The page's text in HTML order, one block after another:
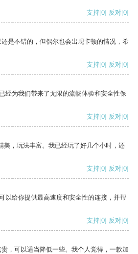
支持[0] 反对[0]
是不错的，但偶尔也会出现卡顿的情况，希
支持[0] 反对[0]
经为我们带来了无限的流畅体验和安全性保
支持[0] 反对[0]
美，玩法丰富。我已经玩了好几个小时，还
支持[0] 反对[0]
以给你提供最高速度和安全性的连接，并帮
支持[0] 反对[0]
，可以适当降低一些。我个人觉得，一款加